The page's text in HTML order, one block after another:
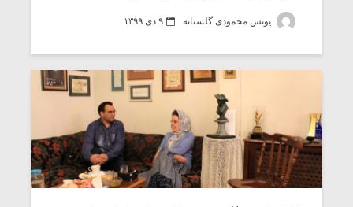
یونس محمودی گلستانه ۹ دی ۱۳۹۹